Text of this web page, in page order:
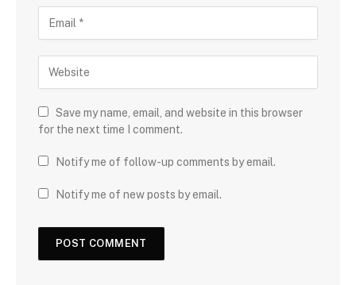
Save my name, email, and website in this browser
for the next time I comment.
Notify me of follow-up comments by email.
Notify me of new posts by email.